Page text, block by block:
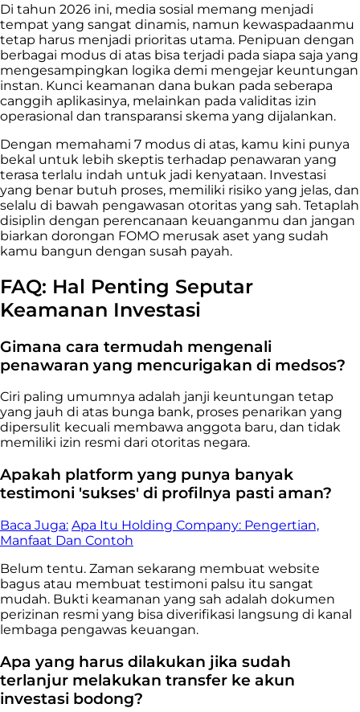
Di tahun 2026 ini, media sosial memang menjadi
tempat yang sangat dinamis, namun kewaspadaanmu
tetap harus menjadi prioritas utama. Penipuan dengan
berbagai modus di atas bisa terjadi pada siapa saja yang
mengesampingkan logika demi mengejar keuntungan
instan. Kunci keamanan dana bukan pada seberapa
canggih aplikasinya, melainkan pada validitas izin
operasional dan transparansi skema yang dijalankan.
Dengan memahami 7 modus di atas, kamu kini punya
bekal untuk lebih skeptis terhadap penawaran yang
terasa terlalu indah untuk jadi kenyataan. Investasi
yang benar butuh proses, memiliki risiko yang jelas, dan
selalu di bawah pengawasan otoritas yang sah. Tetaplah
disiplin dengan perencanaan keuanganmu dan jangan
biarkan dorongan FOMO merusak aset yang sudah
kamu bangun dengan susah payah.
FAQ: Hal Penting Seputar
Keamanan Investasi
Gimana cara termudah mengenali
penawaran yang mencurigakan di medsos?
Ciri paling umumnya adalah janji keuntungan tetap
yang jauh di atas bunga bank, proses penarikan yang
dipersulit kecuali membawa anggota baru, dan tidak
memiliki izin resmi dari otoritas negara.
Apakah platform yang punya banyak
testimoni 'sukses' di profilnya pasti aman?
Baca Juga: Apa Itu Holding Company: Pengertian,
Manfaat Dan Contoh
Belum tentu. Zaman sekarang membuat website
bagus atau membuat testimoni palsu itu sangat
mudah. Bukti keamanan yang sah adalah dokumen
perizinan resmi yang bisa diverifikasi langsung di kanal
lembaga pengawas keuangan.
Apa yang harus dilakukan jika sudah
terlanjur melakukan transfer ke akun
investasi bodong?